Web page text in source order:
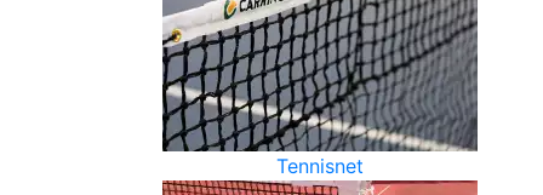
Tennisnet